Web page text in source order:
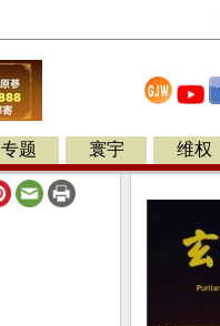
专题 寰宇 维权